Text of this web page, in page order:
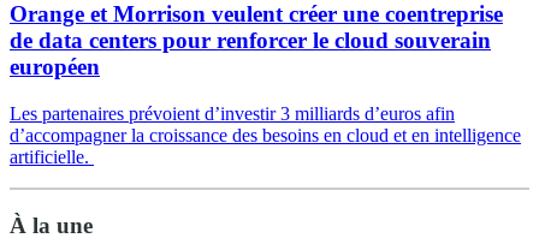
Orange et Morrison veulent créer une coentreprise
de data centers pour renforcer le cloud souverain
européen
Les partenaires prévoient d’investir 3 milliards d’euros afin
d’accompagner la croissance des besoins en cloud et en intelligence
artificielle.
À la une